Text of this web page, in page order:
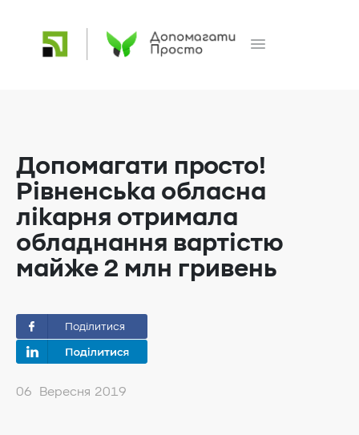
Допомагати просто!
Рівненська обласна
лікарня отримала
обладнання вартістю
майже 2 млн гривень
Поділитися
06 Вересня 2019